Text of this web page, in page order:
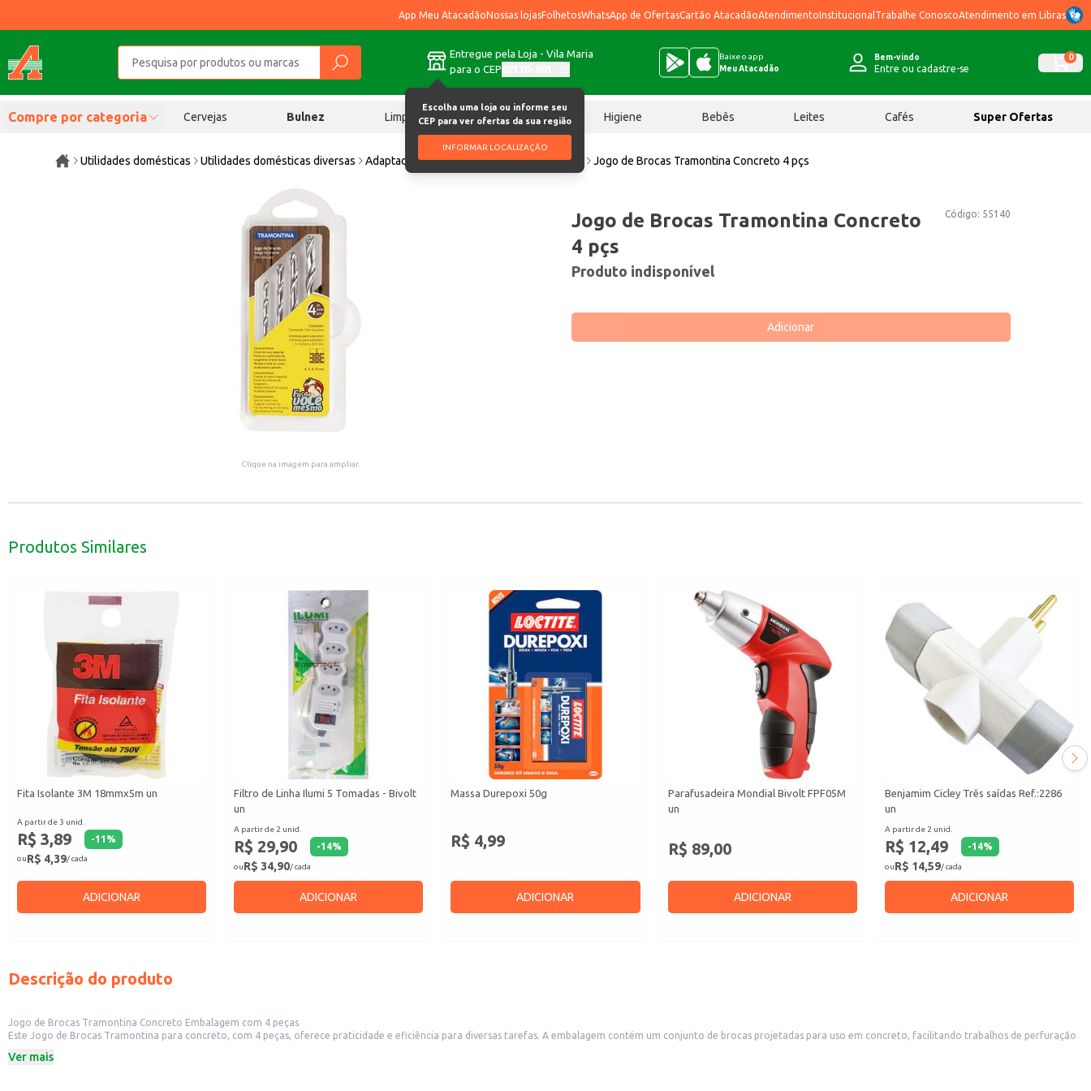
App Meu AtacadãoNossas lojasFolhetosWhatsApp de OfertasCartão AtacadãoAtendimentoInstitucional Trabalhe ConoscoAtendimento em Libras
Entregue pela Loja - Vila Maria
para o CEP
Escolha uma loja ou informe seu
CEP para ver ofertas da sua região
INFORMAR LOCALIZAÇÃO
Baixe o app
Meu Atacadão
Bem-vindo
Entre ou cadastre-se
0
Compre por categoria Cervejas Bulnez Limpeza Chocolates Higiene Bebês Leites Cafés Super Ofertas
Utilidades domésticas Utilidades domésticas diversas Adaptador, ferramenta, extensão e lanterna Jogo de Brocas Tramontina Concreto 4 pçs
Clique na imagem para ampliar.
Código: 55140
Jogo de Brocas Tramontina Concreto
4 pçs
Produto indisponível
Adicionar
Produtos Similares
Fita Isolante 3M 18mmx5m un
A partir de 3 unid.
R$ 3,89 -11 %
ouR$ 4,39/ cada
ADICIONAR
Filtro de Linha Ilumi 5 Tomadas - Bivolt
un
A partir de 2 unid.
R$ 29,90 -14%
ouR$ 34,90/ cada
ADICIONAR
Massa Durepoxi 50g
R$ 4,99
ADICIONAR
Parafusadeira Mondial Bivolt FPF05M
un
R$ 89,00
ADICIONAR
Benjamim Cicley Três saídas Ref.:2286
un
A partir de 2 unid.
R$ 12,49 -14%
ouR$ 14,59/ cada
ADICIONAR
Descrição do produto
Jogo de Brocas Tramontina Concreto Embalagem com 4 peças
Este Jogo de Brocas Tramontina para concreto, com 4 peças, oferece praticidade e eficiência para diversas tarefas. A embalagem contém um conjunto de brocas projetadas para uso em concreto, facilitando trabalhos de perfuração
Dicas de uso:
Ver mais